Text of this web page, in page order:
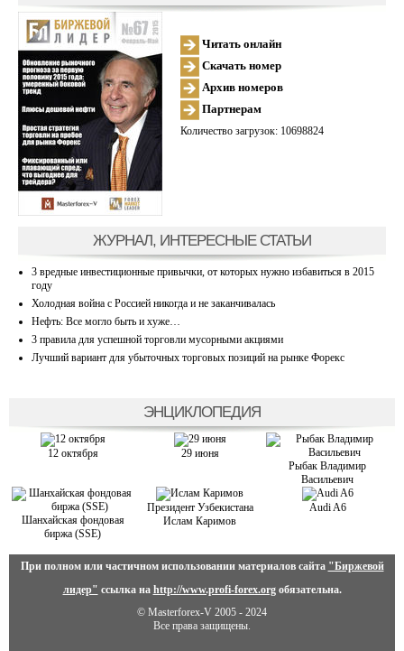
Читать онлайн
Скачать номер
Архив номеров
Партнерам
Количество загрузок: 10698824
ЖУРНАЛ, ИНТЕРЕСНЫЕ СТАТЬИ
3 вредные инвестиционные привычки, от которых нужно избавиться в 2015
году
Холодная война с Россией никогда и не заканчивалась
Нефть: Все могло быть и хуже…
3 правила для успешной торговли мусорными акциями
Лучший вариант для убыточных торговых позиций на рынке Форекс
ЭНЦИКЛОПЕДИЯ
12 октября
29 июня
Рыбак Владимир
Васильевич
Шанхайская фондовая
биржа (SSE)
Президент Узбекистана
Ислам Каримов
Audi A6
При полном или частичном использовании материалов сайта "Биржевой
лидер" ссылка на http://www.profi-forex.orgобязательна.
© Masterforex-V 2005 - 2024
Все права защищены.